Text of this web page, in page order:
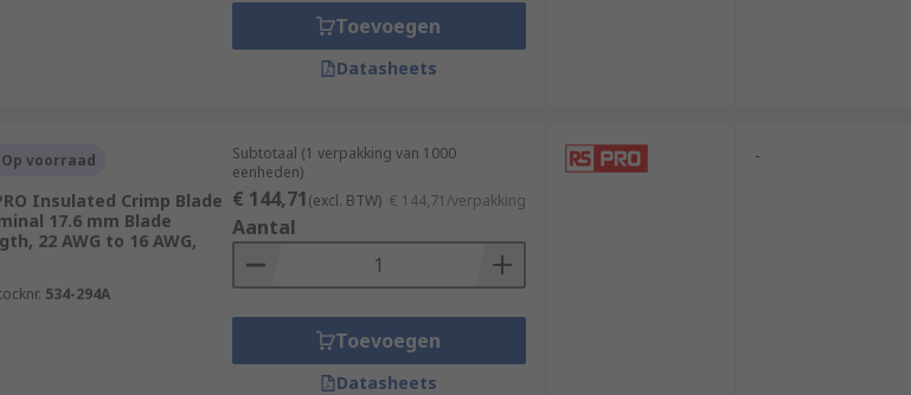
Toevoegen
Datasheets
Op voorraad
Insulated Crimp Blade
17.6 mm Blade
22 AWG to 16 AWG,
534-294A
Subtotaal (1 verpakking van 1000
eenheden)
€ 144,71(excl. BTW) € 144,71/verpakking
Aantal
Toevoegen
Datasheets
-